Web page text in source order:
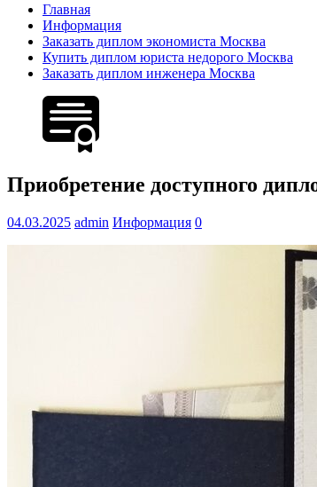
Главная
Информация
Заказать диплом экономиста Москва
Купить диплом юриста недорого Москва
Заказать диплом инженера Москва
Приобретение доступного
04.03.2025 admin Информация 0